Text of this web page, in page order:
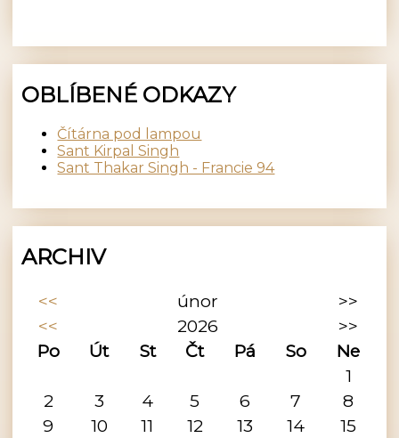
OBLÍBENÉ ODKAZY
Čítárna pod lampou
Sant Kirpal Singh
Sant Thakar Singh - Francie 94
ARCHIV
<< únor
>>
<<
2026
>>
Po
Út St Čt Pá So
Ne
1
2
3 4 5 6 7
8
9
10 11 12 13 14
15